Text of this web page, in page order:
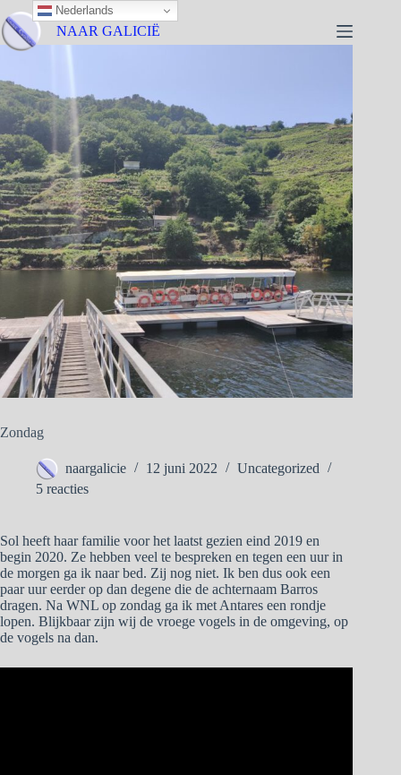
NAAR GALICIË
Zondag
naargalicie 12 juni 2022
Uncategorized
5 reacties
Sol heeft haar familie voor het laatst gezien eind 2019 en
begin 2020. Ze hebben veel te bespreken en tegen een uur in
de morgen ga ik naar bed. Zij nog niet. Ik ben dus ook een
paar uur eerder op dan degene die de achternaam Barros
dragen. Na WNL op zondag ga ik met Antares een rondje
lopen. Blijkbaar zijn wij de vroege vogels in de omgeving, op
de vogels na dan.
Nederlands